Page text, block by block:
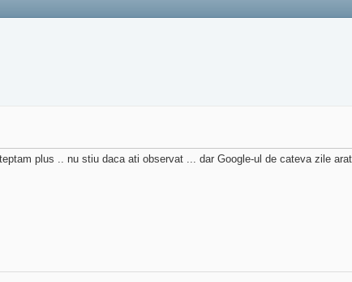
plus .. nu stiu daca ati observat ... dar Google-ul de cateva zile